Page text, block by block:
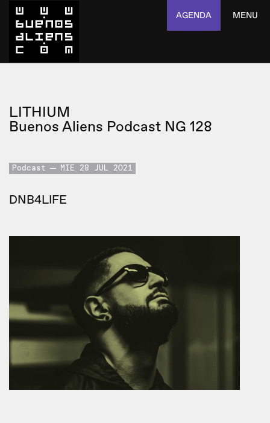
AGENDA MENU
LITHIUM
Buenos Aliens Podcast NG 128
Podcast MIE 28 JUL 2021
DNB4LIFE